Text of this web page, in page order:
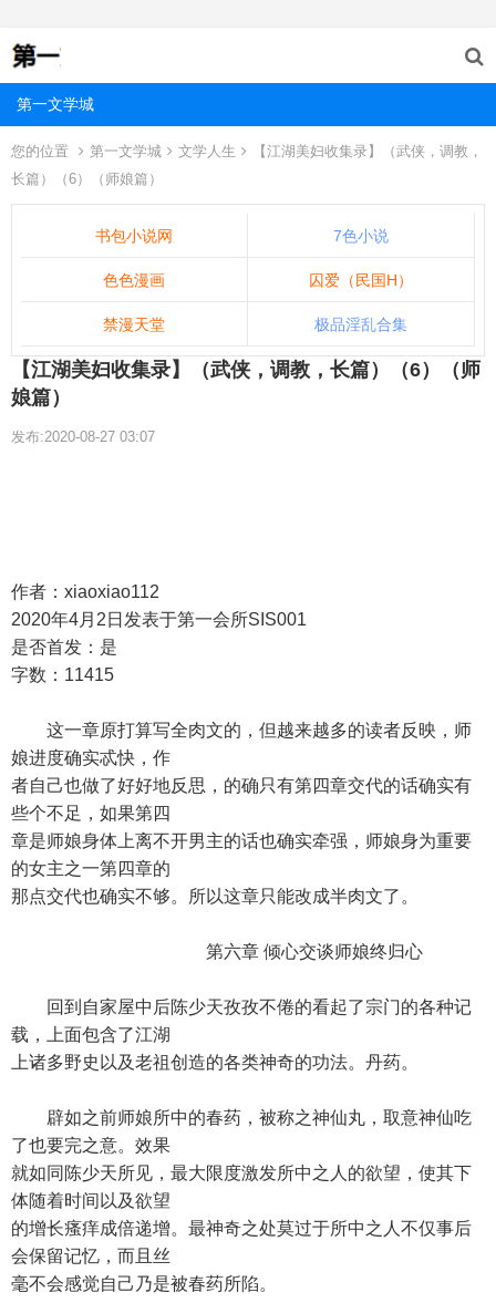
第一文学城
您的位置 第一文学城 文学人生
【江湖美妇收集录】（武侠，调教，
长篇）（6）（师娘篇）
书包小说网 7色小说
色色漫画 囚爱（民国H）
禁漫天堂 极品淫乱合集
【江湖美妇收集录】（武侠，调教，长篇）（6）（师
娘篇）
发布:2020-08-27 03:07
作者：xiaoxiao112
2020年4月2日发表于第一会所SIS001
是否首发：是
字数：11415
这一章原打算写全肉文的，但越来越多的读者反映，师
娘进度确实忒快，作
者自己也做了好好地反思，的确只有第四章交代的话确实有
些个不足，如果第四
章是师娘身体上离不开男主的话也确实牵强，师娘身为重要
的女主之一第四章的
那点交代也确实不够。所以这章只能改成半肉文了。
第六章 倾心交谈师娘终归心
回到自家屋中后陈少天孜孜不倦的看起了宗门的各种记
载，上面包含了江湖
上诸多野史以及老祖创造的各类神奇的功法。丹药。
辟如之前师娘所中的春药，被称之神仙丸，取意神仙吃
了也要完之意。效果
就如同陈少天所见，最大限度激发所中之人的欲望，使其下
体随着时间以及欲望
的增长瘙痒成倍递增。最神奇之处莫过于所中之人不仅事后
会保留记忆，而且丝
毫不会感觉自己乃是被春药所陷。